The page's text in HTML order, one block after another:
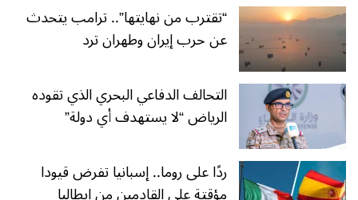
“تقترب من نهايتها”.. ترامب يتحدث
عن حرب إيران وطهران ترد
التحالف الدفاعي البحري الذي تقوده
الرياض “لا يستهدف أي دولة”
ردًا على روما.. إسبانيا تفرض قيودا